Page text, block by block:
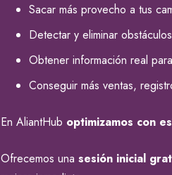
Sacar más provecho a tus
Detectar y eliminar
Obtener información real
Conseguir más ventas,
En AliantHub optimizamos con
Ofrecemos una sesión inicial